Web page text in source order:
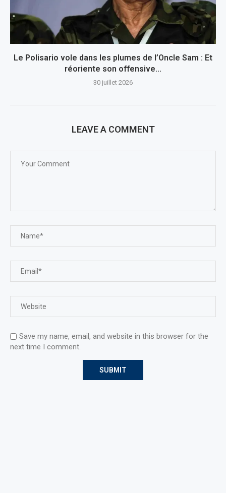
Le Polisario vole dans les plumes de l’Oncle Sam : Et
réoriente son offensive...
30 juillet 2026
LEAVE A COMMENT
Save my name, email, and website in this browser for the
next time I comment.